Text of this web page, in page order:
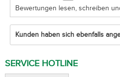
Bewertungen lesen, schreiben
Kunden haben sich ebenfalls
SERVICE HOTLINE